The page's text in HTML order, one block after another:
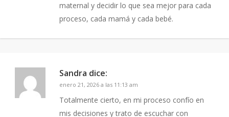
maternal y decidir lo que sea mejor para cada
proceso, cada mamá y cada bebé.
Sandra dice:
enero 21, 2026 a las 11:13 am
Totalmente cierto, en mi proceso confío en
mis decisiones y trato de escuchar con